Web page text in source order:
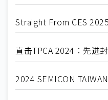
Straight From CES 2025
直击TPCA 2024：先进
2024 SEMICON